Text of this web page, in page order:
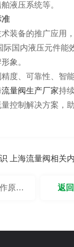
液压系统等。
准
装备的推广应用
国内液压元件能
象。
度、可靠性、智
流量阀生产厂家持
控制解决方案，
上海流量阀相关
原理 返回